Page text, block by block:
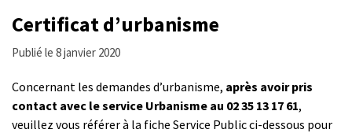
Certificat d’urbanisme
Publié le 8 janvier 2020
Concernant les demandes d’urbanisme, après avoir pris
contact avec le service Urbanisme au 02 35 13 17 61,
veuillez vous référer à la fiche Service Public ci-dessous pour